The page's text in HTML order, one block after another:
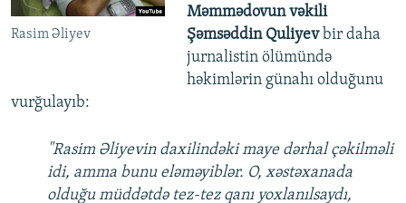
Rasim Əliyev
Məmmədovun vəkili
Şəmsəddin Quliyevbir daha
jurnalistin ölümündə
həkimlərin günahı olduğunu
vurğulayıb:
"Rasim Əliyevin daxilindəki maye dərhal çəkilməli
idi, amma bunu eləməyiblər. O, xəstəxanada
olduğu müddətdə tez-tez qanı yoxlanılsaydı,